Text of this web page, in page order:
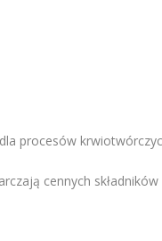
procesów
cennych